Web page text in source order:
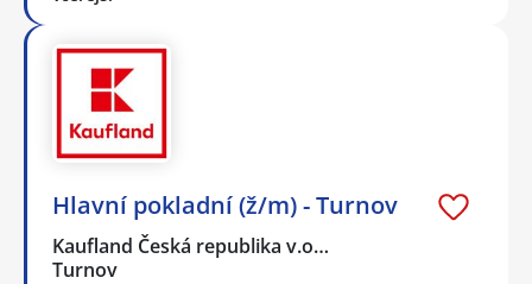
Hlavní pokladní (ž/m) - Turnov
Kaufland Česká republika v.o…
Turnov